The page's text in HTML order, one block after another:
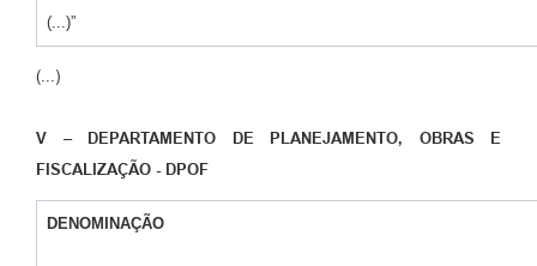
(...)”
(...)
V – DEPARTAMENTO DE PLANEJAMENTO, OBRAS E
FISCALIZAÇÃO - DPOF
DENOMINAÇÃO